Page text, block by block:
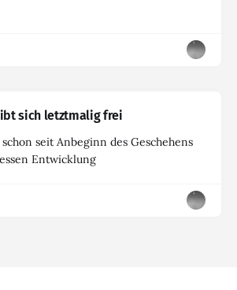
sich letztmalig frei
seit Anbeginn des Geschehens
Entwicklung